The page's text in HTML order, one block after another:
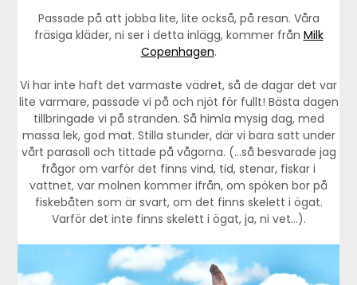
Passade på att jobba lite, lite också, på resan. Våra
fräsiga kläder, ni ser i detta inlägg, kommer från Milk
Copenhagen.
Vi har inte haft det varmaste vädret, så de dagar det var
lite varmare, passade vi på och njöt för fullt! Bästa dagen
tillbringade vi på stranden. Så himla mysig dag, med
massa lek, god mat. Stilla stunder, där vi bara satt under
vårt parasoll och tittade på vågorna. (…så besvarade jag
frågor om varför det finns vind, tid, stenar, fiskar i
vattnet, var molnen kommer ifrån, om spöken bor på
fiskebåten som är svart, om det finns skelett i ögat.
Varför det inte finns skelett i ögat, ja, ni vet…).